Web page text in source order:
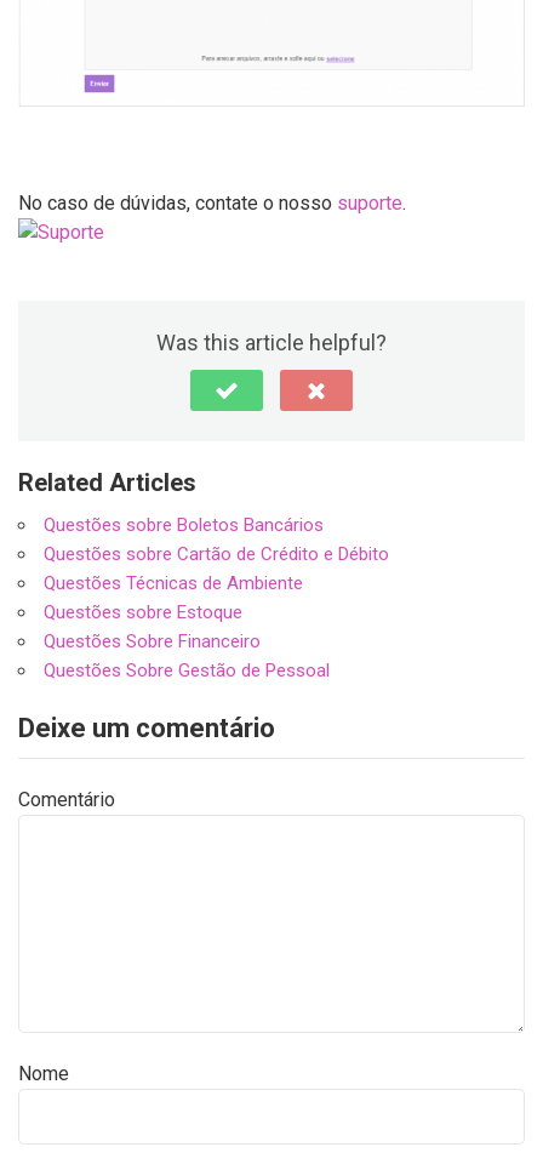
No caso de dúvidas, contate o nosso suporte.
Was this article helpful?
Related Articles
Questões sobre Boletos Bancários
Questões sobre Cartão de Crédito e Débito
Questões Técnicas de Ambiente
Questões sobre Estoque
Questões Sobre Financeiro
Questões Sobre Gestão de Pessoal
Deixe um comentário
Comentário
Nome